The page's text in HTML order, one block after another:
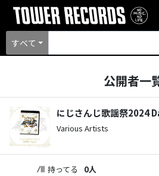
すべて
公開者一
にじさんじ歌謡祭2024
Various Artists
持ってる 0人